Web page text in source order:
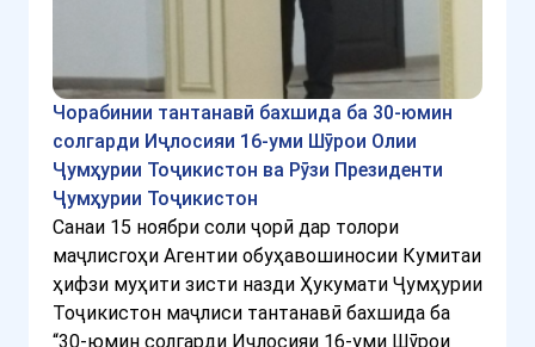
Чорабинии тантанавӣ бахшида ба 30-юмин
солгарди Иҷлосияи 16-уми Шӯрои Олии
Ҷумҳурии Тоҷикистон ва Рӯзи Президенти
Ҷумҳурии Тоҷикистон
Санаи 15 ноябри соли ҷорӣ дар толори
маҷлисгоҳи Агентии обуҳавошиносии Кумитаи
ҳифзи муҳити зисти назди Ҳукумати Ҷумҳурии
Тоҷикистон маҷлиси тантанавӣ бахшида ба
“30-юмин солгарди Иҷлосияи 16-уми Шӯрои